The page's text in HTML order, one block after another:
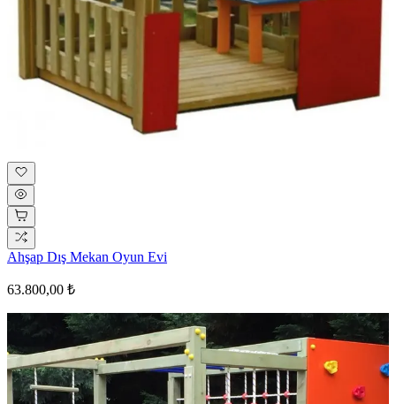
Ahşap Dış Mekan Oyun Evi
63.800,00 ₺